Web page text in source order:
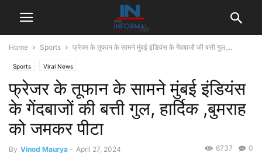
Home Sports फ्रेजर के तूफान के सामने मुंबई इंडियंस के गेंदबाजों की बत्ती गुल,...
Sports Viral News
फ्रेजर के तूफान के सामने मुंबई इंडियंस
के गेंदबाजों की बत्ती गुल, हार्दिक ,बुमराह
को जमकर पीटा
By Vinod Maurya - April 27, 2024 0
6737